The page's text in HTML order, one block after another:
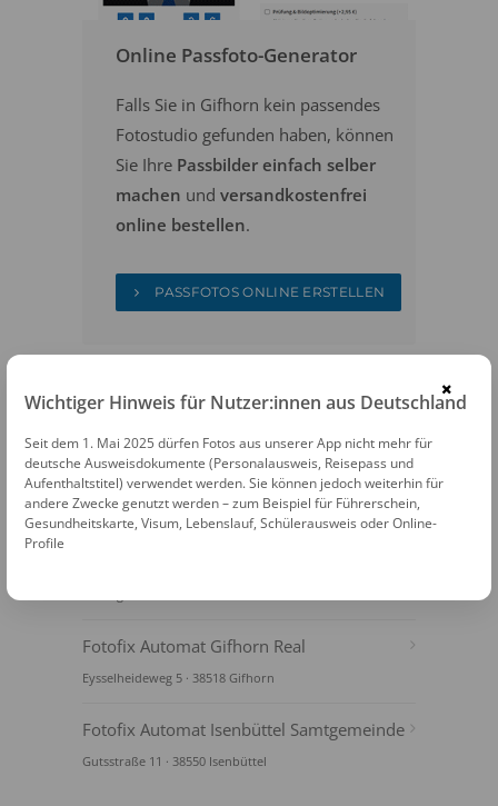
Online Passfoto-Generator
Falls Sie in Gifhorn kein passendes
Fotostudio gefunden haben, können
Sie Ihre Passbilder einfach selber
machen und versandkostenfrei
online bestellen.
PASSFOTOS ONLINE ERSTELLEN
FOTOAUTOMATEN
Fotofix Automat Gifhorn Ceka
Fotofix Automat Gifhorn Real
Eysselheideweg 5 · 38518 Gifhorn
Fotofix Automat Isenbüttel Samtgemeinde
Gutsstraße 11 · 38550 Isenbüttel
×
Wichtiger Hinweis für Nutzer:innen aus Deutschland
Seit dem 1. Mai 2025 dürfen Fotos aus unserer App nicht mehr für
deutsche Ausweisdokumente (Personalausweis, Reisepass und
Aufenthaltstitel) verwendet werden. Sie können jedoch weiterhin für
andere Zwecke genutzt werden – zum Beispiel für Führerschein,
Gesundheitskarte, Visum, Lebenslauf, Schülerausweis oder Online-
Profile